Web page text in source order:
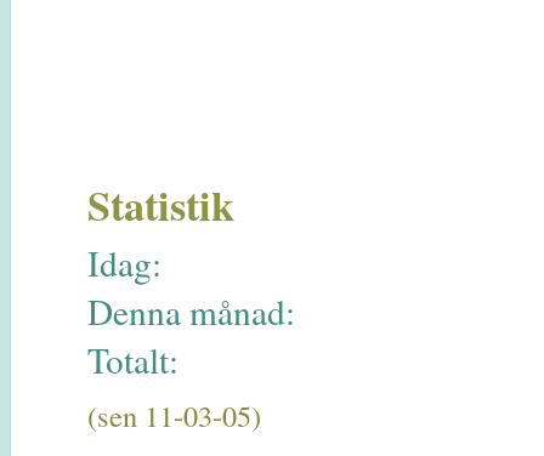
Statistik
Idag:
Denna månad:
Totalt:
(sen 11-03-05)